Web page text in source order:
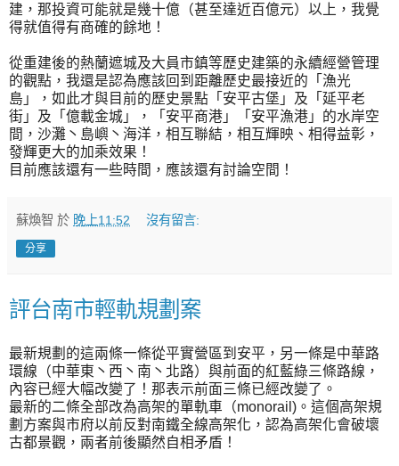
建，那投資可能就是幾十億（甚至達近百億元）以上，我覺
得就值得有商確的餘地！
從重建後的熱蘭遮城及大員市鎮等歷史建築的永續經營管理
的觀點，我還是認為應該回到距離歷史最接近的「漁光
島」，如此才與目前的歷史景點「安平古堡」及「延平老
街」及「億載金城」，「安平商港」「安平漁港」的水岸空
間，沙灘丶島嶼丶海洋，相互聯結，相互輝映、相得益彰，
發輝更大的加乘效果！
目前應該還有一些時間，應該還有討論空間！
蘇煥智 於 晚上11:52 沒有留言:
分享
評台南市輕軌規劃案
最新規劃的這兩條一條從平實營區到安平，另一條是中華路
環線（中華東丶西丶南丶北路）與前面的紅藍綠三條路線，
內容已經大幅改變了！那表示前面三條已經改變了。
最新的二條全部改為高架的單軌車（monorail)。這個高架規
劃方案與市府以前反對南鐵全線高架化，認為高架化會破壞
古都景觀，兩者前後顯然自相矛盾！